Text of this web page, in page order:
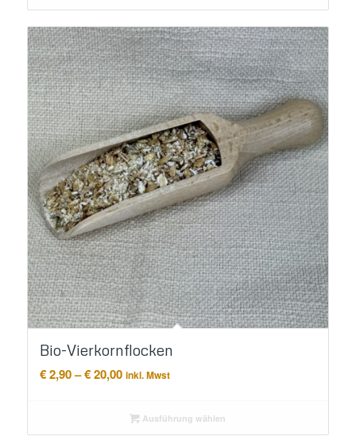
Bio-Vierkornflocken
€2,90–€20,00Preisspanne:
€ 20,00
inkl. Mwst
Ausführung wählen